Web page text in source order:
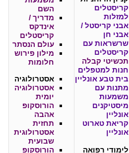
קריסטלים
למזלות
אבני קריסטל /
אבני חן
שרשראות עם
קריסטלים
תכשיטי קבלה
חנות למטפלים
בית טבע אונליין
מתנות עם
משמעות
מיסטיקנים
אונליין
קריאת טארוט
אונליין
לימודי רפואה
השם
מדריך /
אינדקס
קריסטלים
עולם הנסתר
מילון פירוש
חלומות
אסטרולוגיה
אסטרולוגיה
יומית
הורוסקופ
אהבה
תחזית
אסטרולוגית
שבועית
הורוסקופ